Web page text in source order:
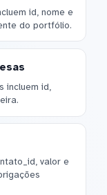
id, nome e
do portfólio.
incluem id,
valor e